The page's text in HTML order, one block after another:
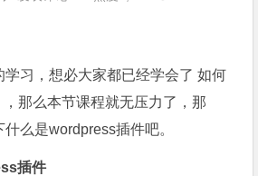
学习，想必大家都已经学会了 如何
那么本节课程就无压力了，那
么是wordpress插件吧。
插件